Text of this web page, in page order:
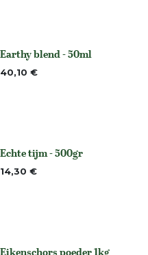
None
Earthy blend - 50ml
40,10 €
None
Echte tijm - 500gr
14,30 €